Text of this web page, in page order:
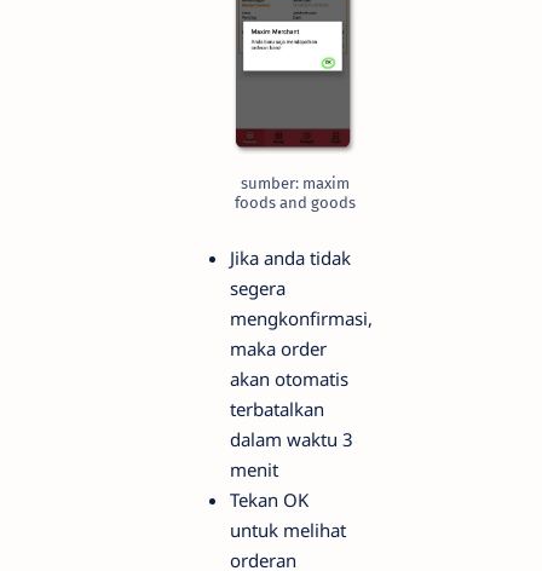
sumber: maxim
foods and goods
Jika anda tidak
segera
mengkonfirmasi,
maka order
akan otomatis
terbatalkan
dalam waktu 3
menit
Tekan OK
untuk melihat
orderan